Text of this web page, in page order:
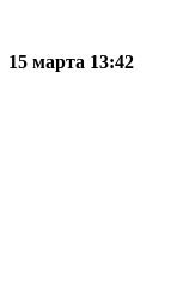
15 марта 13:42